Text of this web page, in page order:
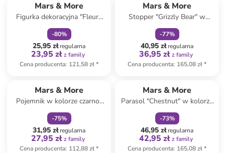
Mars & More
Figurka dekoracyjna "Fleury
Pumpkin" ze wzorem - wys.
13 x Ø 13 cm
-80%
25,95 złregularna
23,95 zł z family
Cena producenta: 121,58 zł*
Mars & More
Stopper "Grizzly Bear" w
kolorze brążowym do drzwi -
90 cm
-77%
40,95 złregularna
36,95 zł z family
Cena producenta: 165,08 zł*
Mars & More
Pojemnik w kolorze czarno-
beżowym na długopisy - wys.
10 cm
-75%
31,95 złregularna
27,95 zł z family
Cena producenta: 112,88 zł*
Mars & More
Parasol "Chestnut" w kolorze
jasnobrązowym - Ø 105 cm
-73%
46,95 złregularna
42,95 zł z family
Cena producenta: 165,08 zł*